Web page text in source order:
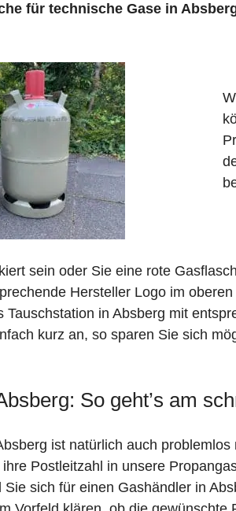
für technische Gase in
sein oder Sie eine rote
Hersteller Logo im
in Absberg mit
kurz an, so sparen Sie sich
So geht’s am
ist natürlich auch
Postleitzahl in unsere
sich für einen Gashändler in